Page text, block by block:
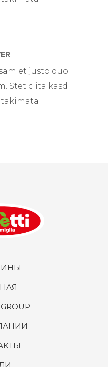
et justo duo
Stet clita kasd